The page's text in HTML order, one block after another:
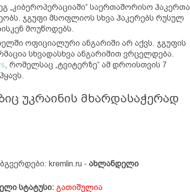
„კიბეროპერაციაში“ საერთაშორისო ჰაკერთა
ჯგუფი მსოფლიოს სხვა ჰაკერებს რუსულ
მოუწოდებს.
ოფიციალური ანგარიში არ აქვს. ჯგუფის
სხვადასხვა ანგარიშით ვრცელდება.
, რომელსაც „ტვიტერზე“ ამ დროისთვის 7
უკრაინის მხარდასაჭერად
kremlin.ru - ახლანდელი
სტატუსი: გათიშულია